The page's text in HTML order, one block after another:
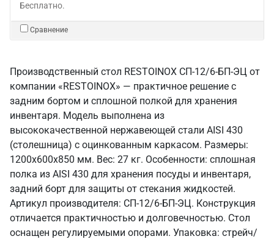
Бесплатно.
Сравнение
Производственный стол RESTOINOX СП-12/6-БП-ЭЦ от
компании «RESTOINOX» — практичное решение с
задним бортом и сплошной полкой для хранения
инвентаря. Модель выполнена из
высококачественной нержавеющей стали AISI 430
(столешница) с оцинкованным каркасом. Размеры:
1200x600x850 мм. Вес: 27 кг. Особенности: сплошная
полка из AISI 430 для хранения посуды и инвентаря,
задний борт для защиты от стекания жидкостей.
Артикул производителя: СП-12/6-БП-ЭЦ. Конструкция
отличается практичностью и долговечностью. Стол
оснащен регулируемыми опорами. Упаковка: стрейч/